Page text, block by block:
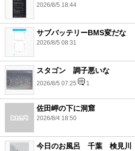
2026/8/5 18:44
サブバッテリーBMS変だな
2026/8/5 08:31
スタゴン 調子悪いな
2026/8/5 07:25 1
佐田岬の下に洞窟
2026/8/4 18:50
今日のお風呂 千葉 検見